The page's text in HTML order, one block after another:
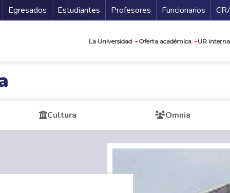
Egresados Estudiantes Profesores Funcionarios
La Universidad Oferta académica UR
Cultura Omnia